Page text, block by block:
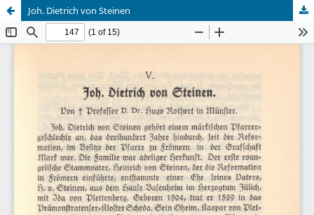
Joh. Dietrich von Steinen